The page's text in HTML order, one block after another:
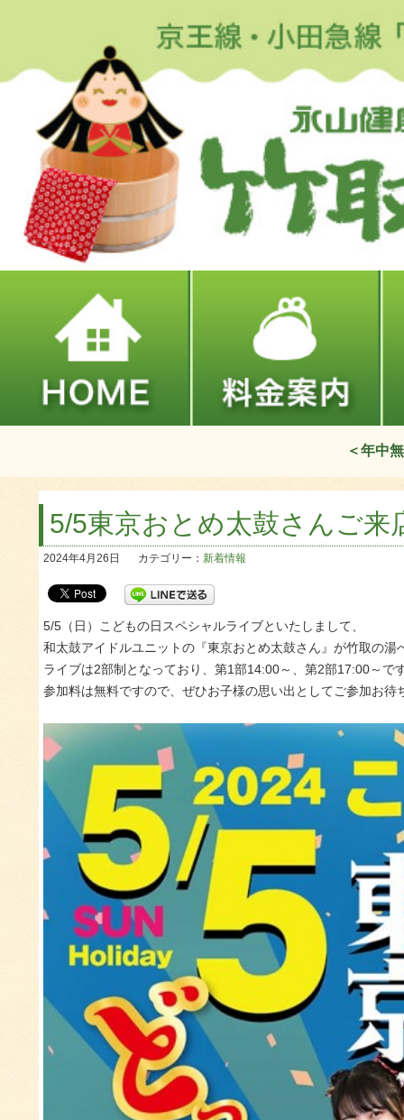
＜年中
5/5東京おとめ太鼓さんご来
2024年4月26日 カテゴリー： 新着情報
5/5（日）こどもの日スペシャルライブといたしまして、
和太鼓アイドルユニットの『東京おとめ太鼓さん』が竹取の湯
ライブは2部制となっており、第1部14:00～、第2部17:00～で
参加料は無料ですので、ぜひお子様の思い出としてご参加お待